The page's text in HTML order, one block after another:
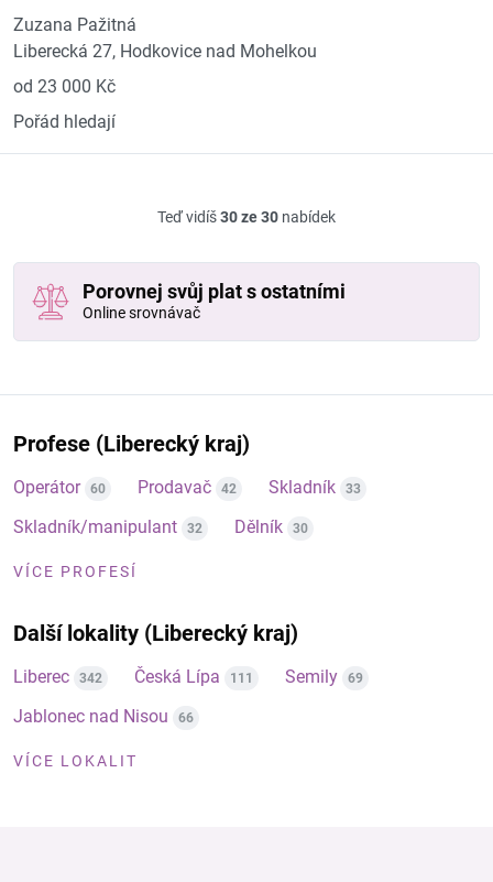
Zuzana Pažitná
Liberecká 27, Hodkovice nad Mohelkou
od 23 000 Kč
Pořád hledají
Teď vidíš30 ze 30 nabídek
Porovnej svůj plat s ostatními
Online srovnávač
Profese (Liberecký kraj)
Operátor 60 Prodavač 42 Skladník 33
Skladník/manipulant 32 Dělník 30
VÍCE PROFESÍ
Další lokality (Liberecký kraj)
Liberec 342 Česká Lípa 111 Semily 69
Jablonec nad Nisou 66
VÍCE LOKALIT